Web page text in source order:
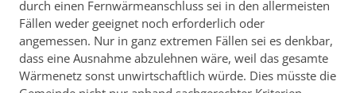
durch einen Fernwärmeanschluss sei in den allermeisten
Fällen weder geeignet noch erforderlich oder
angemessen. Nur in ganz extremen Fällen sei es denkbar,
dass eine Ausnahme abzulehnen wäre, weil das gesamte
Wärmenetz sonst unwirtschaftlich würde. Dies müsste die